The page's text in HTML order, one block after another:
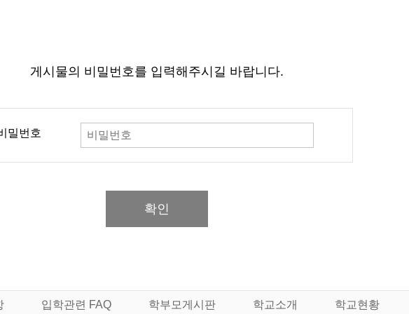
게시물의 비밀번호를 입력해주시길 바랍니다.
밀번호
확인
입학관련 FAQ 학부모게시판 학교소개 학교현황